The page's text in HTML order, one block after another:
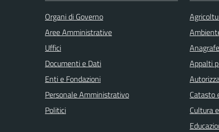
Organi di Governo
Aree Amministrative
Uffici
Documenti e Dati
Enti e Fondazioni
Personale Amministrativo
Politici
Appalti
Catasto
Cultura